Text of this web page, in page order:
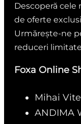
Descoperă cele
de oferte
Urmărește-ne
reduceri
Foxa Online
Mihai
ANDIMA